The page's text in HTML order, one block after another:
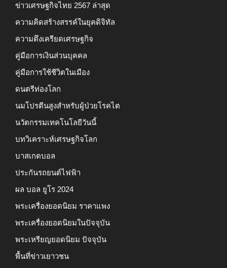
ข่าวเศรษฐกิจไทย 2567 ล่าสุด
ความคิดสร้างสรรค์ในยุคดิจิทัล
ความตึงเครียดเศรษฐกิจ
คู่มือการเงินส่วนบุคคล
คู่มือการใช้ชีวิตในเมือง
ดนตรีท่องโลก
นมโปรตีนสูงสำหรับผู้ป่วยโรคไต
นวัตกรรมเทคโนโลยีวันนี้
บทวิเคราะห์เศรษฐกิจโลก
บาสเกตบอล
ประกันรถยนต์ไฟฟ้า
ผล บอล ยูโร 2024
พระเครื่องยอดนิยม ราคาแพง
พระเครื่องยอดนิยมในปัจจุบัน
พระเหรียญยอดนิยม ปัจจุบัน
พื้นที่ข่าวเยาวชน